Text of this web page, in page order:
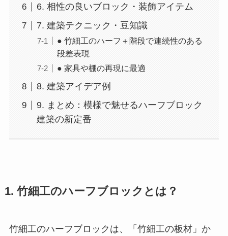
6. 相性の良いブロック・装飾アイテム
7. 建築テクニック・豆知識
● 竹細工のハーフ＋階段で連続性のある
段差表現
● 家具や棚の再現に最適
8. 建築アイデア例
9. まとめ：模様で魅せるハーフブロック
建築の新定番
1. 竹細工のハーフブロックとは？
竹細工のハーフブロックは、「竹細工の板材」か